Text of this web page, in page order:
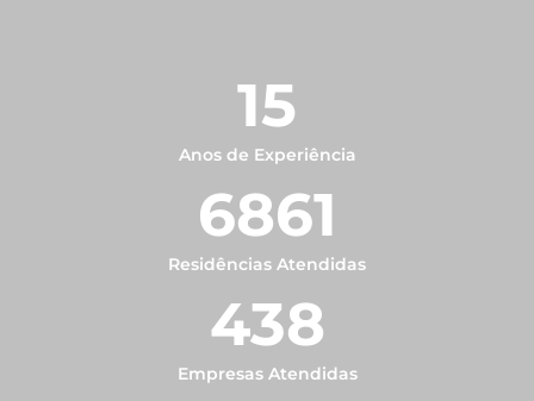
15
Anos de Experiência
6861
Residências Atendidas
438
Empresas Atendidas